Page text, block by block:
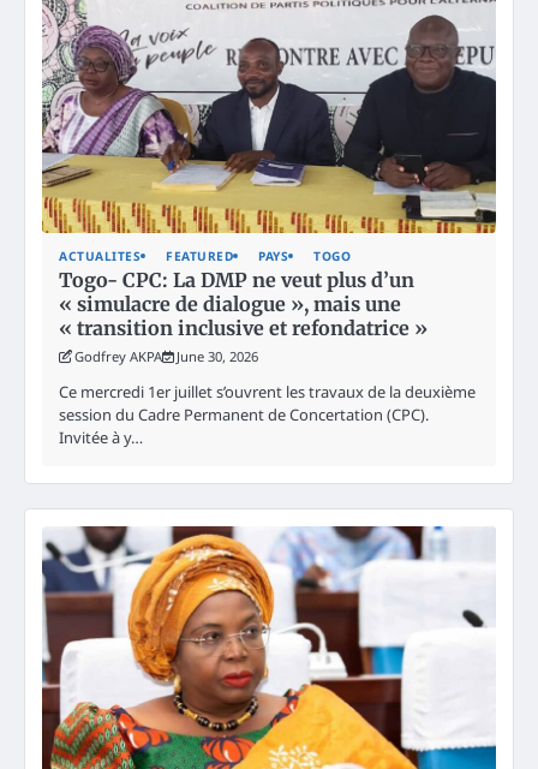
ACTUALITES FEATURED PAYS TOGO
Togo- CPC: La DMP ne veut plus d’un
« simulacre de dialogue », mais une
« transition inclusive et refondatrice »
Godfrey AKPA June 30, 2026
Ce mercredi 1er juillet s’ouvrent les travaux de la deuxième
session du Cadre Permanent de Concertation (CPC).
Invitée à y…